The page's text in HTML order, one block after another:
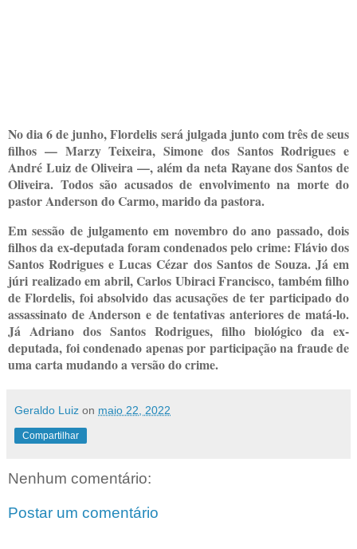
No dia 6 de junho, Flordelis será julgada junto com três de seus
filhos — Marzy Teixeira, Simone dos Santos Rodrigues e
André Luiz de Oliveira —, além da neta Rayane dos Santos de
Oliveira. Todos são acusados de envolvimento na morte do
pastor Anderson do Carmo, marido da pastora.
Em sessão de julgamento em novembro do ano passado, dois
filhos da ex-deputada foram condenados pelo crime: Flávio dos
Santos Rodrigues e Lucas Cézar dos Santos de Souza. Já em
júri realizado em abril, Carlos Ubiraci Francisco, também filho
de Flordelis, foi absolvido das acusações de ter participado do
assassinato de Anderson e de tentativas anteriores de matá-lo.
Já Adriano dos Santos Rodrigues, filho biológico da ex-
deputada, foi condenado apenas por participação na fraude de
uma carta mudando a versão do crime.
Geraldo Luiz on maio 22, 2022
Compartilhar
Nenhum comentário:
Postar um comentário